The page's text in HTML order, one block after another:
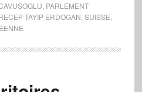
PARLEMENT
TAYIP ERDOGAN SUISSE